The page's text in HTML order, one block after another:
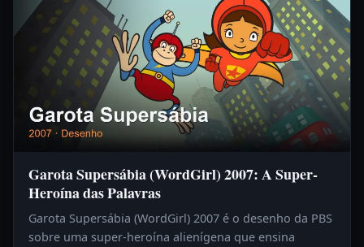
Garota Supersábia (WordGirl) 2007: A Super-
Heroína das Palavras
Garota Supersábia (WordGirl) 2007 é o desenho da PBS
sobre uma super-heroína alienígena que ensina